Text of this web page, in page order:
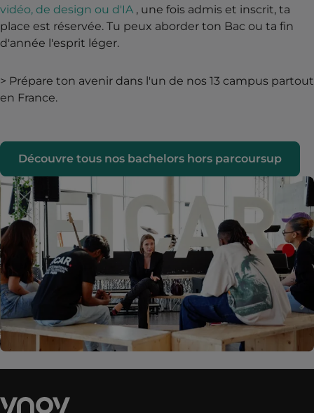
vidéo, de design ou d'IA , une fois admis et inscrit, ta
place est réservée. Tu peux aborder ton Bac ou ta fin
d'année l'esprit léger.
> Prépare ton avenir dans l'un de nos 13 campus partout
en France.
Découvre tous nos bachelors hors parcoursup